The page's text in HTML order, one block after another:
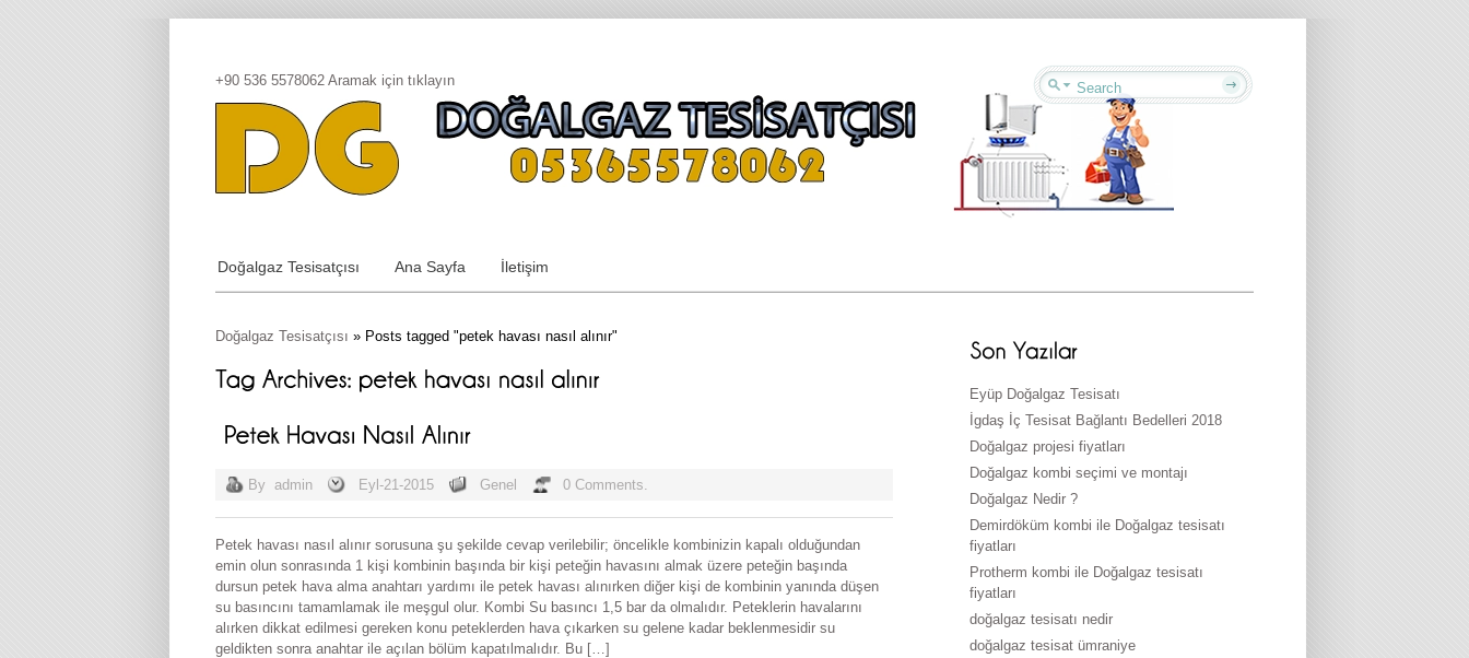
+90 536 5578062 Aramak için tıklayın
Doğalgaz Tesisatçısı Ana Sayfa İletişim
Doğalgaz Tesisatçısı » Posts tagged "petek havası nasıl alınır"
By admin Eyl-21-2015 Genel 0 Comments.
Petek havası nasıl alınır sorusuna şu şekilde cevap verilebilir; öncelikle kombinizin kapalı olduğundan
emin olun sonrasında 1 kişi kombinin başında bir kişi peteğin havasını almak üzere peteğin başında
dursun petek hava alma anahtarı yardımı ile petek havası alınırken diğer kişi de kombinin yanında düşen
su basıncını tamamlamak ile meşgul olur. Kombi Su basıncı 1,5 bar da olmalıdır. Peteklerin havalarını
alırken dikkat edilmesi gereken konu peteklerden hava çıkarken su gelene kadar beklenmesidir su
geldikten sonra anahtar ile açılan bölüm kapatılmalıdır. Bu […]
Eyüp Doğalgaz Tesisatı
İgdaş İç Tesisat Bağlantı Bedelleri 2018
Doğalgaz projesi fiyatları
Doğalgaz kombi seçimi ve montajı
Doğalgaz Nedir ?
Demirdöküm kombi ile Doğalgaz tesisatı
fiyatları
Protherm kombi ile Doğalgaz tesisatı
fiyatları
doğalgaz tesisatı nedir
doğalgaz tesisat ümraniye